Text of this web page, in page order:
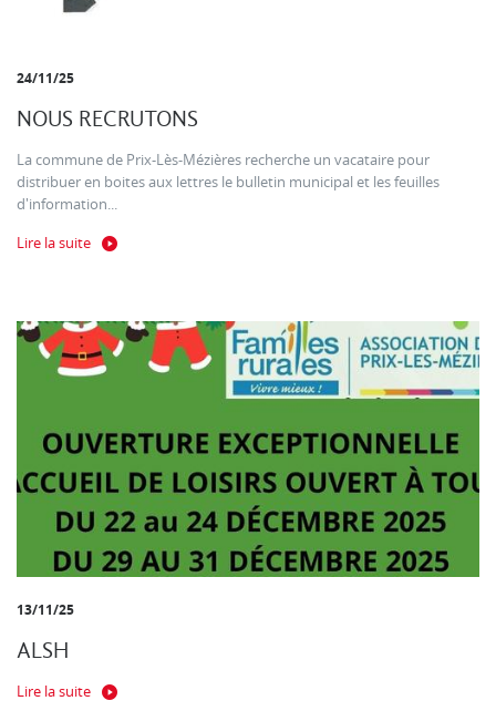
24/11/25
NOUS RECRUTONS
La commune de Prix-Lès-Mézières recherche un vacataire pour
distribuer en boites aux lettres le bulletin municipal et les feuilles
d'information...
Lire la suite
13/11/25
ALSH
Lire la suite